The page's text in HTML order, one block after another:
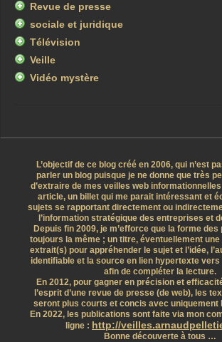
Revue de presse
sociale et juridique
Télévision
Veille
Vidéo mystère
L’objectif de ce blog créé en 2006, qui n’est
parler un blog puisque je ne donne que très
d’extraire de mes veilles web
article, un billet qui me parait intéressant et
sujets se rapportant directement ou
l’information stratégique des entreprises et
Depuis fin 2009, je m’efforce que la forme
toujours la même ; un titre, éventuellement une
extrait(s) pour appréhender le sujet et l’idée,
identifiable et la source en lien hypertexte vers
afin de compléter la lecture.
En 2012, pour gagner en précision et
l’esprit d’une revue de presse (de web), les
seront plus courts et concis avec uniquement
En 2022, les publications sont faite via mon
ligne : http://
Bonne découverte à tous …